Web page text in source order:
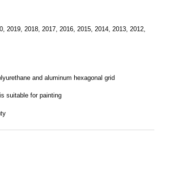
2019, 2018, 2017, 2016, 2015, 2014, 2013, 2012,
and aluminum hexagonal grid
suitable for painting